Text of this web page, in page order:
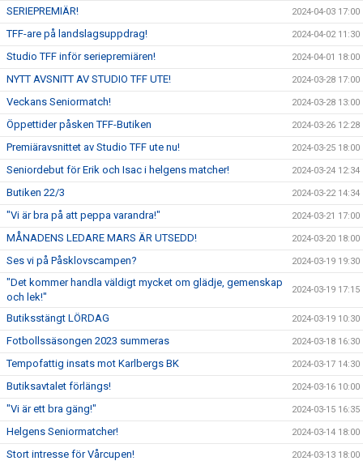
SERIEPREMIÄR! 2024-04-03 17:00
TFF-are på landslagsuppdrag! 2024-04-02 11:30
Studio TFF inför seriepremiären! 2024-04-01 18:00
NYTT AVSNITT AV STUDIO TFF UTE! 2024-03-28 17:00
Veckans Seniormatch! 2024-03-28 13:00
Öppettider påsken TFF-Butiken 2024-03-26 12:28
Premiäravsnittet av Studio TFF ute nu! 2024-03-25 18:00
Seniordebut för Erik och Isac i helgens matcher! 2024-03-24 12:34
Butiken 22/3 2024-03-22 14:34
"Vi är bra på att peppa varandra!" 2024-03-21 17:00
MÅNADENS LEDARE MARS ÄR UTSEDD! 2024-03-20 18:00
Ses vi på Påsklovscampen? 2024-03-19 19:30
"Det kommer handla väldigt mycket om glädje, gemenskap
och lek!"
2024-03-19 17:15
Butiksstängt LÖRDAG 2024-03-19 10:30
Fotbollssäsongen 2023 summeras 2024-03-18 16:30
Tempofattig insats mot Karlbergs BK 2024-03-17 14:30
Butiksavtalet förlängs! 2024-03-16 10:00
"Vi är ett bra gäng!" 2024-03-15 16:35
Helgens Seniormatcher! 2024-03-14 18:00
Stort intresse för Vårcupen! 2024-03-13 18:00